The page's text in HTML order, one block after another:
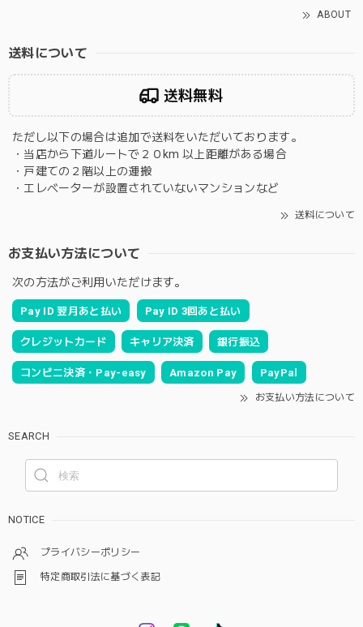
ABOUT
送料について
送料無料
ただし以下の場合は追加で送料をいただいております。
・当店から下道ルートで２０km 以上距離がある場合
・戸建ての２階以上の運搬
・エレベーターが設置されていないマンションなど
送料について
お支払い方法について
次の方法がご利用いただけます。
Pay ID 翌月あと払い Pay ID 3回あと払い
クレジットカード キャリア決済 銀行振込
コンビニ決済・Pay-easy Amazon Pay PayPal
お支払い方法について
SEARCH
NOTICE
プライバシーポリシー
特定商取引法に基づく表記